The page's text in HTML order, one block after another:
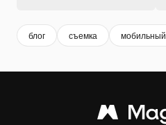
блог съемка